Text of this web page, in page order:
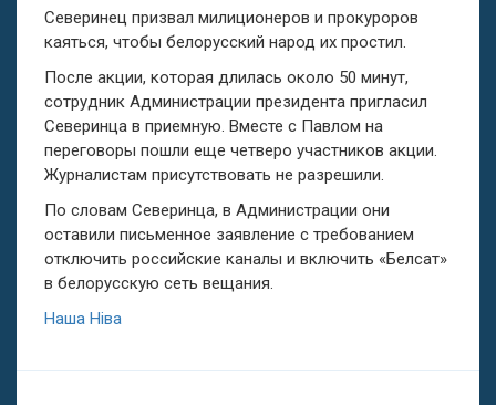
Северинец призвал милиционеров и прокуроров
каяться, чтобы белорусский народ их простил.
После акции, которая длилась около 50 минут,
сотрудник Администрации президента пригласил
Северинца в приемную. Вместе с Павлом на
переговоры пошли еще четверо участников акции.
Журналистам присутствовать не разрешили.
По словам Северинца, в Администрации они
оставили письменное заявление с требованием
отключить российские каналы и включить «Белсат»
в белорусскую сеть вещания.
Наша Ніва